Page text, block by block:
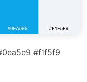
#f1f5f9